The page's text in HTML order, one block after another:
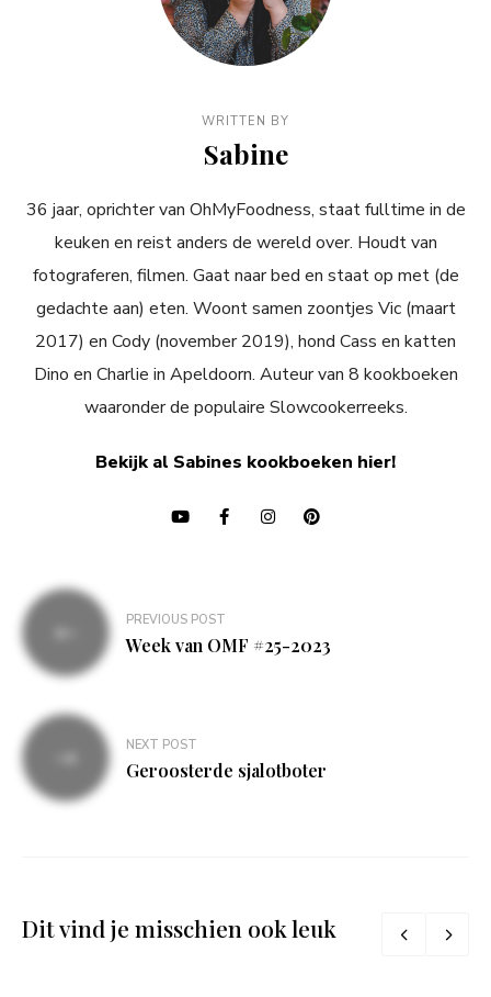
WRITTEN BY
Sabine
36 jaar, oprichter van OhMyFoodness, staat fulltime in de
keuken en reist anders de wereld over. Houdt van
fotograferen, filmen. Gaat naar bed en staat op met (de
gedachte aan) eten. Woont samen zoontjes Vic (maart
2017) en Cody (november 2019), hond Cass en katten
Dino en Charlie in Apeldoorn. Auteur van 8 kookboeken
waaronder de populaire Slowcookerreeks.
Bekijk al Sabines kookboeken hier!
Bericht
navigatie
PREVIOUS POST
Week van OMF #25-2023
NEXT POST
Geroosterde sjalotboter
Dit vind je misschien ook leuk